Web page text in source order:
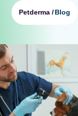
Petderma /Blog